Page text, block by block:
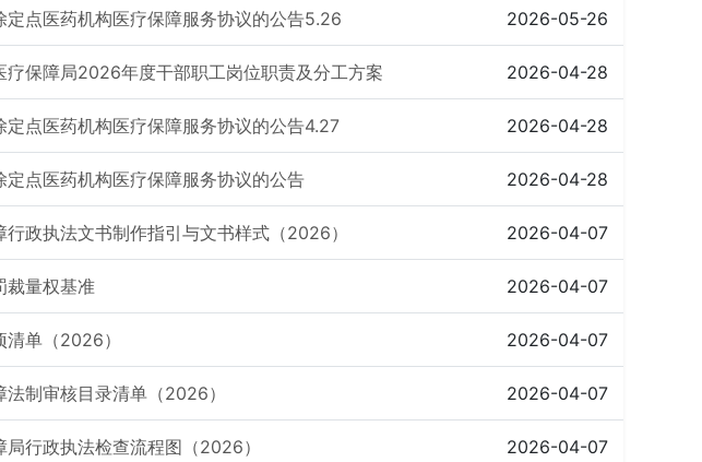
定点医药机构医疗保障服务协议的公告5.26 2026-05-26
疗保障局2026年度干部职工岗位职责及分工方案 2026-04-28
定点医药机构医疗保障服务协议的公告4.27 2026-04-28
定点医药机构医疗保障服务协议的公告 2026-04-28
行政执法文书制作指引与文书样式（2026） 2026-04-07
裁量权基准 2026-04-07
清单（2026） 2026-04-07
法制审核目录清单（2026） 2026-04-07
局行政执法检查流程图（2026） 2026-04-07